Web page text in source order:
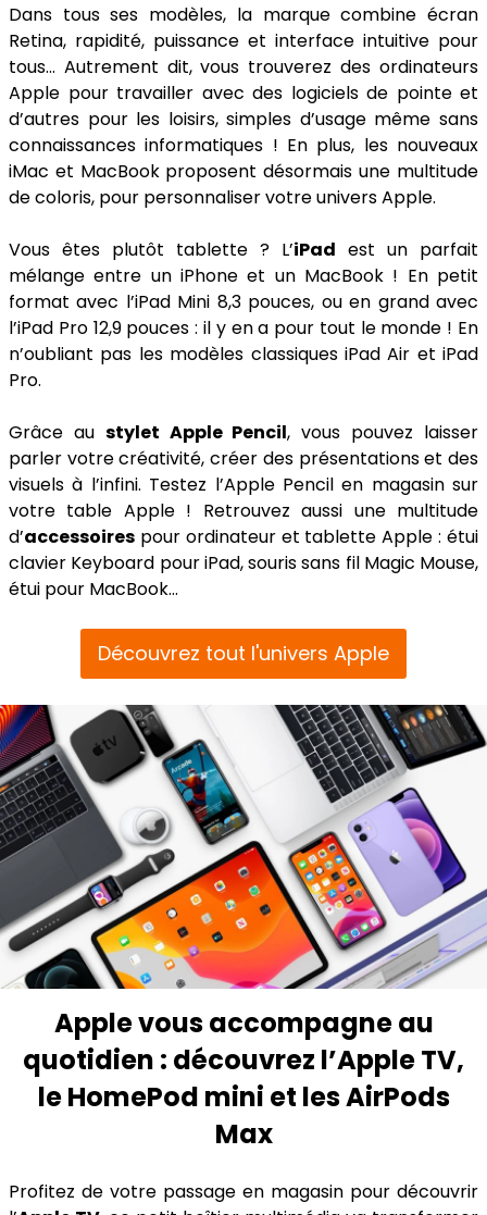
Dans tous ses modèles, la marque combine écran
Retina, rapidité, puissance et interface intuitive pour
tous… Autrement dit, vous trouverez des ordinateurs
Apple pour travailler avec des logiciels de pointe et
d’autres pour les loisirs, simples d’usage même sans
connaissances informatiques ! En plus, les nouveaux
iMac et MacBook proposent désormais une multitude
de coloris, pour personnaliser votre univers Apple.
Vous êtes plutôt tablette ? L’iPad est un parfait
mélange entre un iPhone et un MacBook ! En petit
format avec l’iPad Mini 8,3 pouces, ou en grand avec
l’iPad Pro 12,9 pouces : il y en a pour tout le monde ! En
n’oubliant pas les modèles classiques iPad Air et iPad
Pro.
Grâce au stylet Apple Pencil, vous pouvez laisser
parler votre créativité, créer des présentations et des
visuels à l’infini. Testez l’Apple Pencil en magasin sur
votre table Apple ! Retrouvez aussi une multitude
d’accessoires pour ordinateur et tablette Apple : étui
clavier Keyboard pour iPad, souris sans fil Magic Mouse,
étui pour MacBook…
Découvrez tout l'univers Apple
Apple vous accompagne au
quotidien : découvrez l’Apple TV,
le HomePod mini et les AirPods
Max
Profitez de votre passage en magasin pour découvrir